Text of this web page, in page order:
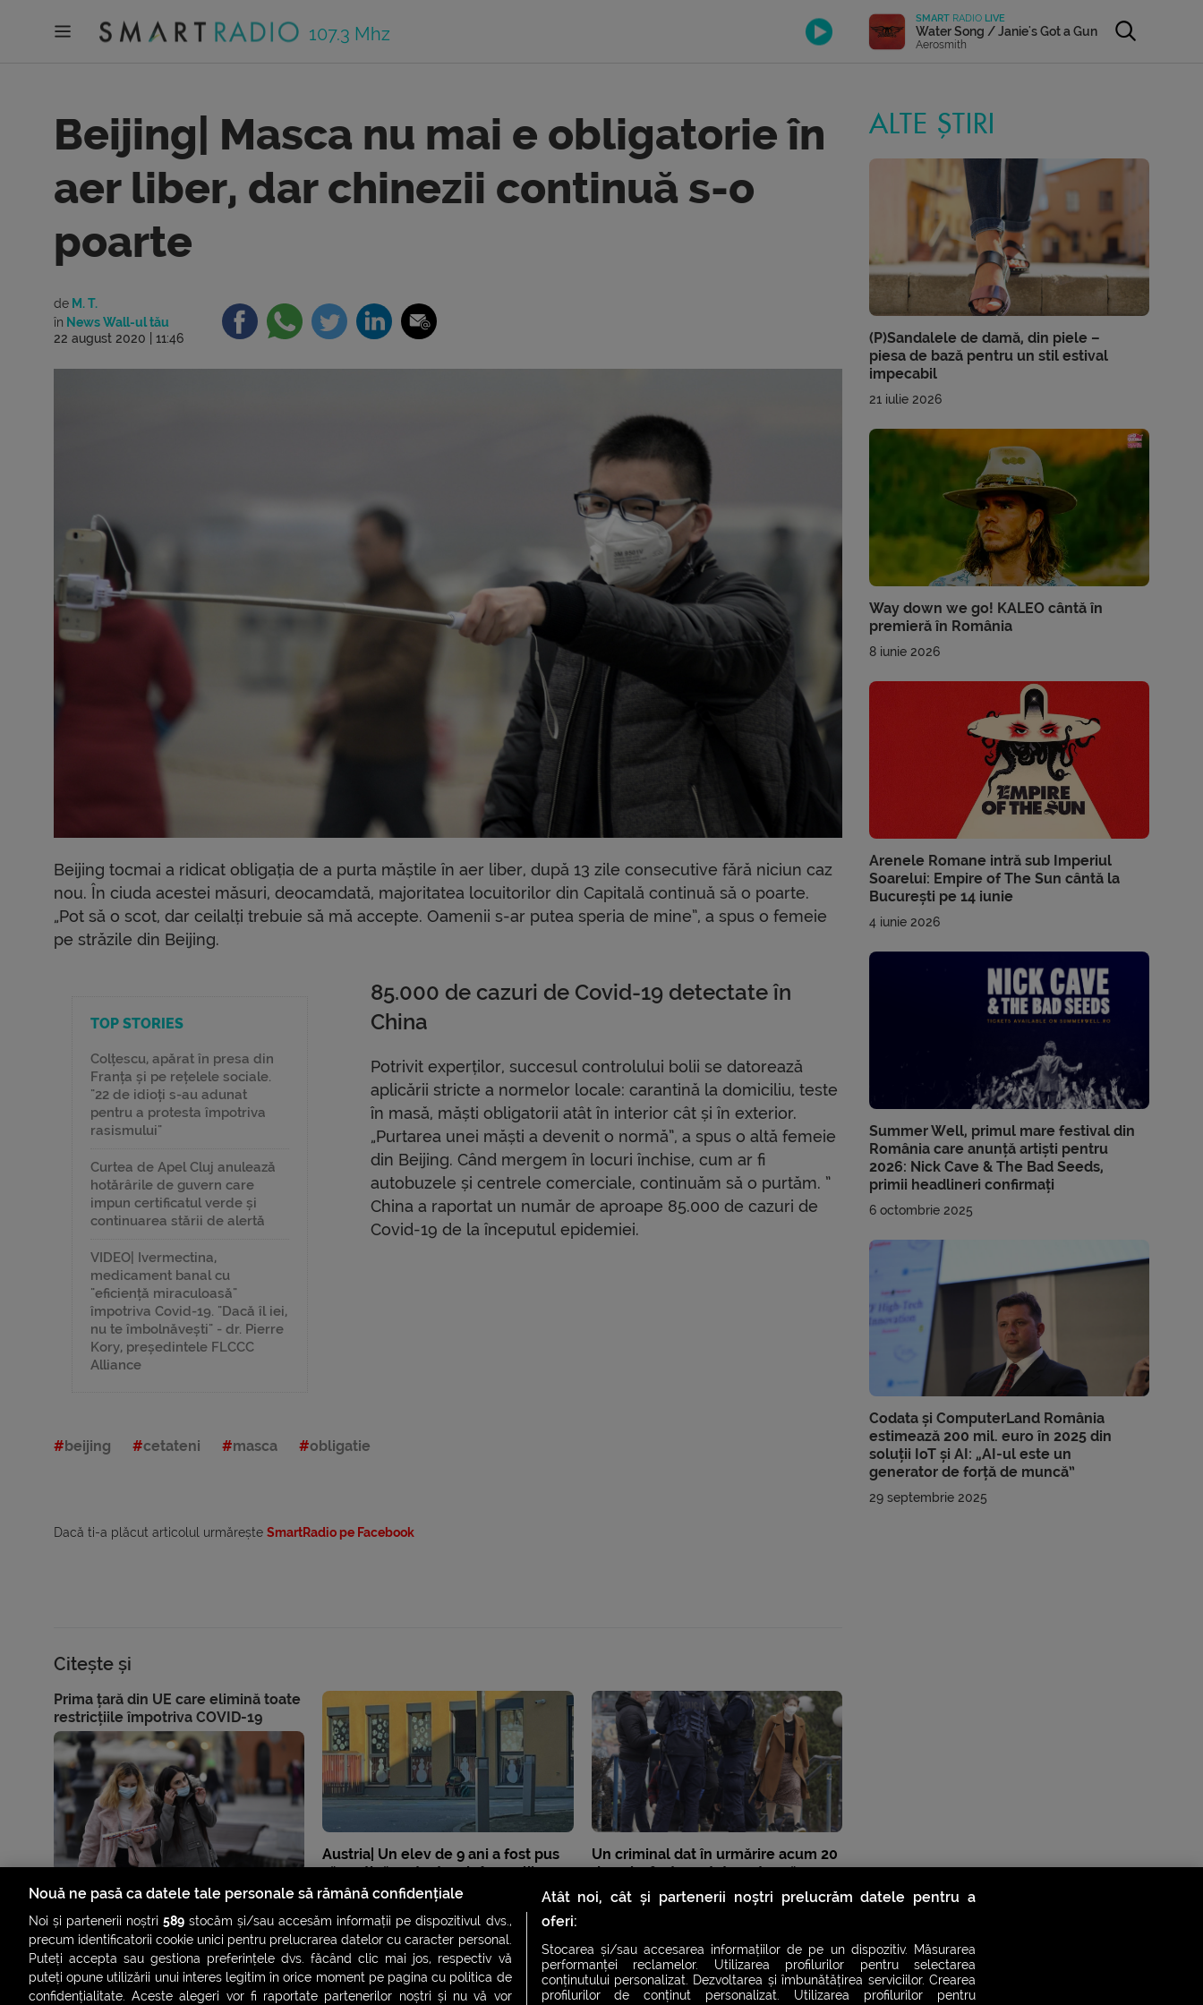
107.3 Mhz
SMART RADIO LIVE
Water Song / Janie's Got a Gun
Aerosmith
Beijing| Masca nu mai e obligatorie în
aer liber, dar chinezii continuă s-o
poarte
de M. T.
în News Wall-ul tău
22 august 2020 | 11:46
Beijing tocmai a ridicat obligația de a purta măștile în aer liber, după 13 zile consecutive fără niciun caz
nou. În ciuda acestei măsuri, deocamdată, majoritatea locuitorilor din Capitală continuă să o poarte.
„Pot să o scot, dar ceilalți trebuie să mă accepte. Oamenii s-ar putea speria de mine”, a spus o femeie
pe străzile din Beijing.
TOP STORIES
Colțescu, apărat în presa din
Franța și pe rețelele sociale.
"22 de idioți s-au adunat
pentru a protesta împotriva
rasismului"
Curtea de Apel Cluj anulează
hotărârile de guvern care
impun certificatul verde și
continuarea stării de alertă
VIDEO| Ivermectina,
medicament banal cu
"eficiență miraculoasă"
împotriva Covid-19. "Dacă îl iei,
nu te îmbolnăvești" - dr. Pierre
Kory, președintele FLCCC
Alliance
85.000 de cazuri de Covid-19 detectate în
China
Potrivit experților, succesul controlului bolii se datorează
aplicării stricte a normelor locale: carantină la domiciliu, teste
în masă, măști obligatorii atât în interior cât și în exterior.
„Purtarea unei măști a devenit o normă”, a spus o altă femeie
din Beijing. Când mergem în locuri închise, cum ar fi
autobuzele și centrele comerciale, continuăm să o purtăm. ”
China a raportat un număr de aproape 85.000 de cazuri de
Covid-19 de la începutul epidemiei.
beijing cetateni masca obligatie
Dacă ti-a plăcut articolul urmărește SmartRadio pe Facebook
Citește și
Prima țară din UE care elimină toate
restricțiile împotriva COVID-19
Austria| Un elev de 9 ani a fost pus
să susțină un test scris în aer liber,
la -1°C, pentru că nu avea mască
Un criminal dat în urmărire acum 20
de ani a fost arestat pentru că nu
purta mască
ALTE ȘTIRI
(P)Sandalele de damă, din piele –
piesa de bază pentru un stil estival
impecabil
21 iulie 2026
Way down we go! KALEO cântă în
premieră în România
8 iunie 2026
Arenele Romane intră sub Imperiul
Soarelui: Empire of The Sun cântă la
București pe 14 iunie
4 iunie 2026
Summer Well, primul mare festival din
România care anunță artiști pentru
2026: Nick Cave & The Bad Seeds,
primii headlineri confirmați
6 octombrie 2025
Codata și ComputerLand România
estimează 200 mil. euro în 2025 din
soluții IoT și AI: „AI-ul este un
generator de forță de muncă”
29 septembrie 2025
Nouă ne pasă ca datele tale personale să rămână confidențiale
Noi și partenerii noștri589 stocăm și/sau accesăm informații pe dispozitivul dvs.,
precum identificatorii cookie unici pentru prelucrarea datelor cu caracter personal.
Puteți accepta sau gestiona preferințele dvs. făcând clic mai jos, respectiv vă
puteți opune utilizării unui interes legitim în orice moment pe pagina cu politica de
confidențialitate. Aceste alegeri vor fi raportate partenerilor noștri și nu vă vor
Atât noi, cât și partenerii noștri prelucrăm datele pentru a
oferi:
Stocarea și/sau accesarea informațiilor de pe un dispozitiv. Măsurarea
performanței reclamelor. Utilizarea profilurilor pentru selectarea
conținutului personalizat. Dezvoltarea și îmbunătățirea serviciilor. Crearea
profilurilor de conținut personalizat. Utilizarea profilurilor pentru